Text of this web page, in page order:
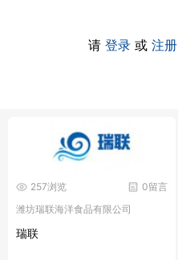
请 登录 或 注册
0留言
257浏览
潍坊瑞联海洋食品有限公司
瑞联